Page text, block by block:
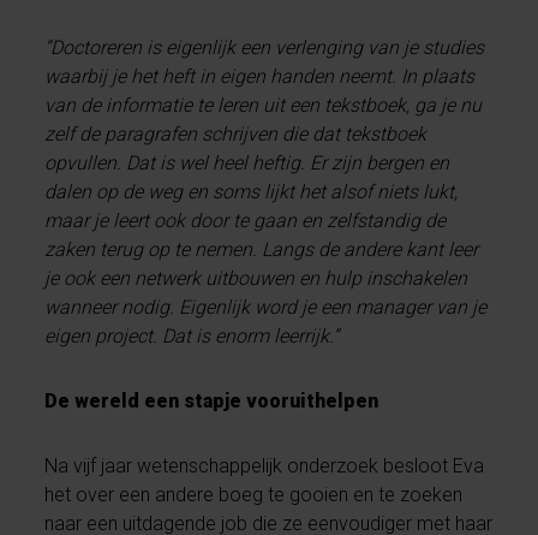
“Doctoreren is eigenlijk een verlenging van je studies
waarbij je het heft in eigen handen neemt. In plaats
van de informatie te leren uit een tekstboek, ga je nu
zelf de paragrafen schrijven die dat tekstboek
opvullen. Dat is wel heel heftig. Er zijn bergen en
dalen op de weg en soms lijkt het alsof niets lukt,
maar je leert ook door te gaan en zelfstandig de
zaken terug op te nemen. Langs de andere kant leer
je ook een netwerk uitbouwen en hulp inschakelen
wanneer nodig. Eigenlijk word je een manager van je
eigen project. Dat is enorm leerrijk.”
De wereld een stapje vooruithelpen
Na vijf jaar wetenschappelijk onderzoek besloot Eva
het over een andere boeg te gooien en te zoeken
naar een uitdagende job die ze eenvoudiger met haar